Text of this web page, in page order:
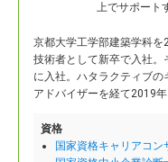
上でサポート
京都大学工学部建築学科
技術者として新卒で入社。
に入社。ハタラクティブ
アドバイザーを経て2019
資格
国家資格キャリアコン